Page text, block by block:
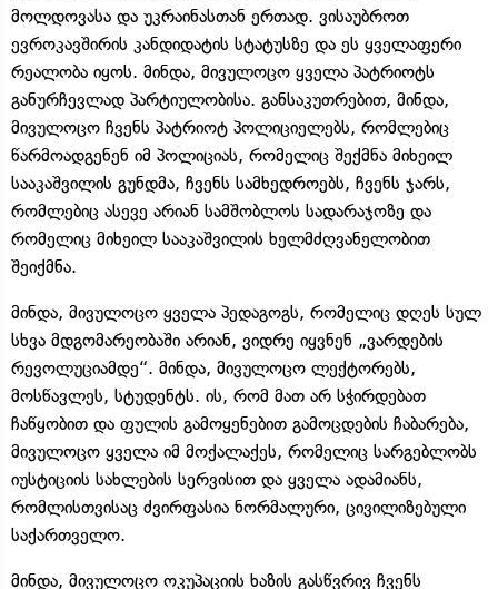
მოლდოვასა და უკრაინასთან ერთად. ვისაუბროთ
ევროკავშირის კანდიდატის სტატუსზე და ეს ყველაფერი
რეალობა იყოს. მინდა, მივულოცო ყველა პატრიოტს
განურჩევლად პარტიულობისა. განსაკუთრებით, მინდა,
მივულოცო ჩვენს პატრიოტ პოლიციელებს, რომლებიც
წარმოადგენენ იმ პოლიციას, რომელიც შექმნა მიხეილ
სააკაშვილის გუნდმა, ჩვენს სამხედროებს, ჩვენს ჯარს,
რომლებიც ასევე არიან სამშობლოს სადარაჯოზე და
რომელიც მიხეილ სააკაშვილის ხელმძღვანელობით
შეიქმნა.
მინდა, მივულოცო ყველა პედაგოგს, რომელიც დღეს სულ
სხვა მდგომარეობაში არიან, ვიდრე იყვნენ „ვარდების
რევოლუციამდე“. მინდა, მივულოცო ლექტორებს,
მოსწავლეს, სტუდენტს. ის, რომ მათ არ სჭირდებათ
ჩაწყობით და ფულის გამოყენებით გამოცდების ჩაბარება,
მივულოცო ყველა იმ მოქალაქეს, რომელიც სარგებლობს
იუსტიციის სახლების სერვისით და ყველა ადამიანს,
რომლისთვისაც ძვირფასია ნორმალური, ცივილიზებული
საქართველო.
მინდა, მივულოცო ოკუპაციის ხაზის გასწვრივ ჩვენს